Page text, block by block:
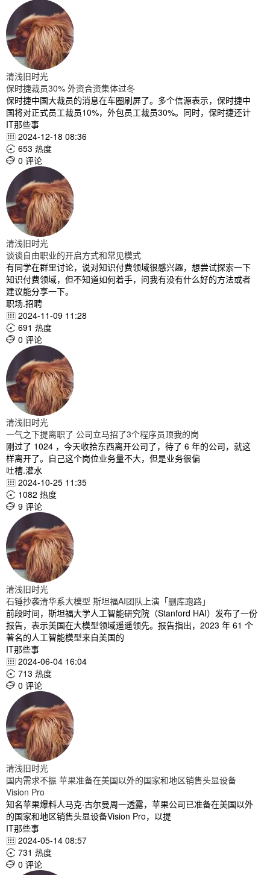
清浅旧时光
保时捷裁员30% 外资合资集体过冬
保时捷中国大裁员的消息在车圈刷屏了。多个信源表示，保时捷中
国将对正式员工裁员10%，外包员工裁员30%。同时，保时捷还计
IT那些事
 2024-12-18 08:36
 653 热度
 0 评论
清浅旧时光
谈谈自由职业的开启方式和常见模式
有同学在群里讨论，说对知识付费领域很感兴趣，想尝试探索一下
知识付费领域，但不知道如何着手，问我有没有什么好的方法或者
建议能分享一下。
职场.招聘
 2024-11-09 11:28
 691 热度
 0 评论
清浅旧时光
一气之下提离职了 公司立马招了3个程序员顶我的岗
刚过了 1024 ，今天收拾东西离开公司了，待了 6 年的公司，就这
样离开了。自己这个岗位业务量不大，但是业务很偏
吐槽.灌水
 2024-10-25 11:35
 1082 热度
 9 评论
清浅旧时光
石锤抄袭清华系大模型 斯坦福AI团队上演「删库跑路」
前段时间，斯坦福大学人工智能研究院（Stanford HAI）发布了一份
报告，表示美国在大模型领域遥遥领先。报告指出，2023 年 61 个
著名的人工智能模型来自美国的
IT那些事
 2024-06-04 16:04
 713 热度
 0 评论
清浅旧时光
国内需求不振 苹果准备在美国以外的国家和地区销售头显设备
Vision Pro
知名苹果爆料人马克·古尔曼周一透露，苹果公司已准备在美国以外
的国家和地区销售头显设备Vision Pro，以提
IT那些事
 2024-05-14 08:57
 731 热度
 0 评论